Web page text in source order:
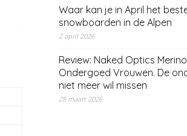
Waar kan je in April het
snowboarden in de Alpen
2 april 2026
Review: Naked Optics
Ondergoed Vrouwen. De
niet meer wil missen
28 maart 2026